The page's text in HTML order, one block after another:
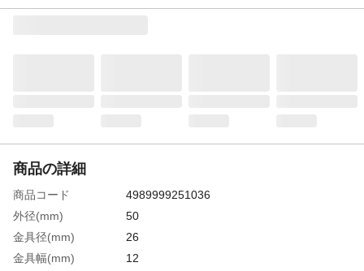
商品の詳細
商品コード
4989999251036
外径(mm)
50
金具径(mm)
26
金具幅(mm)
12